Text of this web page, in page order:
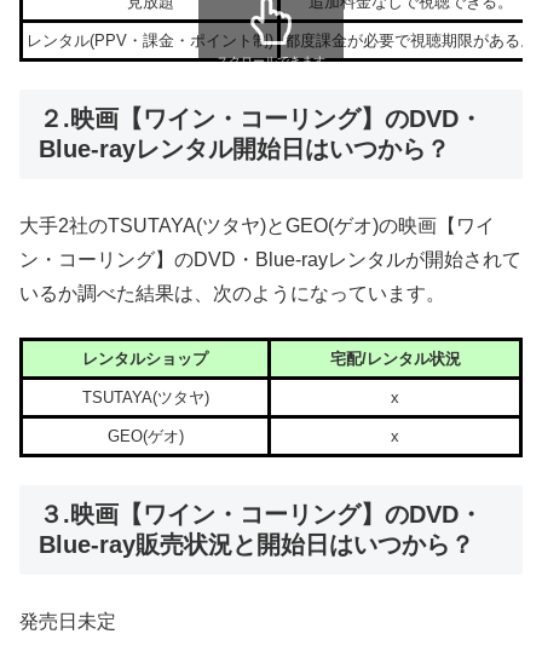
レンタル(PPV・課金・ポイント制) 都度課金が必要で視聴期限がある。
スクロールできます
２.映画【ワイン・コーリング】のDVD・
Blue-rayレンタル開始日はいつから？
大手2社のTSUTAYA(ツタヤ)とGEO(ゲオ)の映画【ワイ
ン・コーリング】のDVD・Blue-rayレンタルが開始されて
いるか調べた結果は、次のようになっています。
レンタルショップ 宅配/レンタル状況
TSUTAYA(ツタヤ) x
GEO(ゲオ) x
３.映画【ワイン・コーリング】のDVD・
Blue-ray販売状況と開始日はいつから？
発売日未定